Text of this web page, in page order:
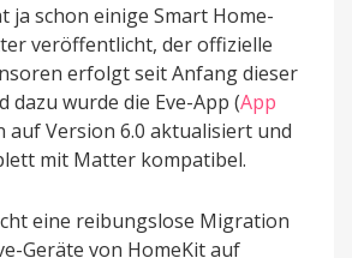
ja schon einige Smart Home-
veröffentlicht, der offizielle
erfolgt seit Anfang dieser
dazu wurde die Eve-App (App
auf Version 6.0 aktualisiert und
mit Matter kompatibel.
eine reibungslose Migration
Geräte von HomeKit auf